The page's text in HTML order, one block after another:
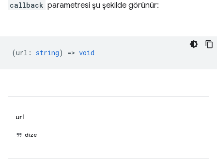
callback parametresi şu şekilde görünür:
(url : string) => void
url
dize